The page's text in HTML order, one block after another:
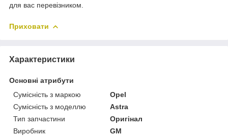
для вас перевізником.
Приховати
Характеристики
Основні атрибути
Сумісність з маркою
Opel
Сумісність з моделлю
Astra
Тип запчастини
Оригінал
Виробник
GM